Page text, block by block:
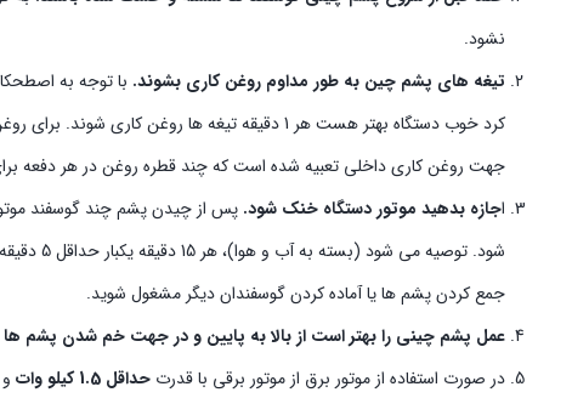
نشود.
تیغه های پشم چین به طور مداوم روغن کاری بشوند. با توجه به
جهت روغن کاری داخلی تعبیه شده است که چند قطره روغن در هر دفعه
اجازه بدهید موتور دستگاه خنک شود. پس از چیدن پشم چند گوسفند
شود.
جمع کردن پشم ها یا آماده کردن گوسفندان دیگر مشغول شوید.
عمل پشم چینی را بهتر است از بالا به پایین و در جهت خم شدن پشم ها
در صورت استفاده از موتور برق از موتور برقی با قدرت حداقل 1.5 کیلو وات